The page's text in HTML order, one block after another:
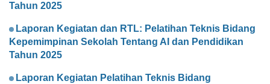
Tahun 2025
Laporan Kegiatan dan RTL: Pelatihan Teknis Bidang
Kepemimpinan Sekolah Tentang AI dan Pendidikan
Tahun 2025
Laporan Kegiatan Pelatihan Teknis Bidang